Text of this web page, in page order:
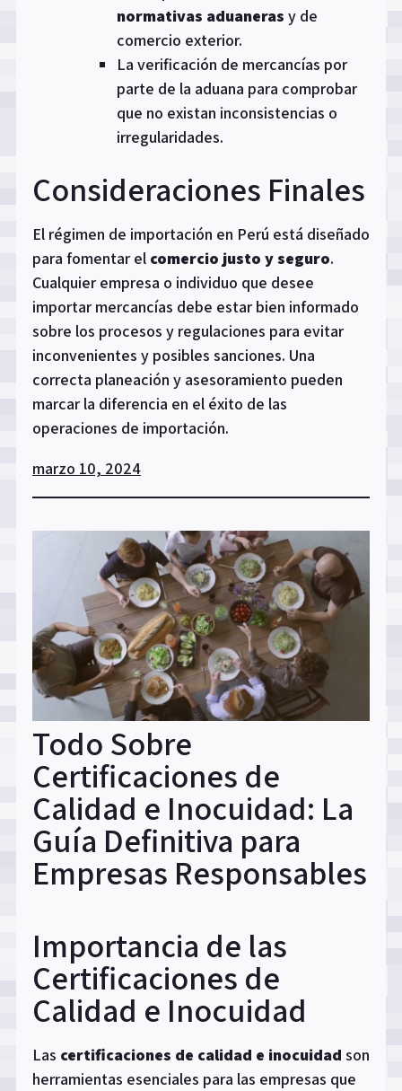
normativas aduaneras y de
comercio exterior.
La verificación de mercancías por
parte de la aduana para comprobar
que no existan inconsistencias o
irregularidades.
Consideraciones Finales
El régimen de importación en Perú está diseñado
para fomentar el comercio justo y seguro.
Cualquier empresa o individuo que desee
importar mercancías debe estar bien informado
sobre los procesos y regulaciones para evitar
inconvenientes y posibles sanciones. Una
correcta planeación y asesoramiento pueden
marcar la diferencia en el éxito de las
operaciones de importación.
marzo 10, 2024
Todo Sobre
Certificaciones de
Calidad e Inocuidad: La
Guía Definitiva para
Empresas Responsables
Importancia de las
Certificaciones de
Calidad e Inocuidad
Las certificaciones de calidad e inocuidad son
herramientas esenciales para las empresas que